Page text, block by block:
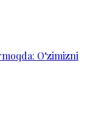
O‘zimizni